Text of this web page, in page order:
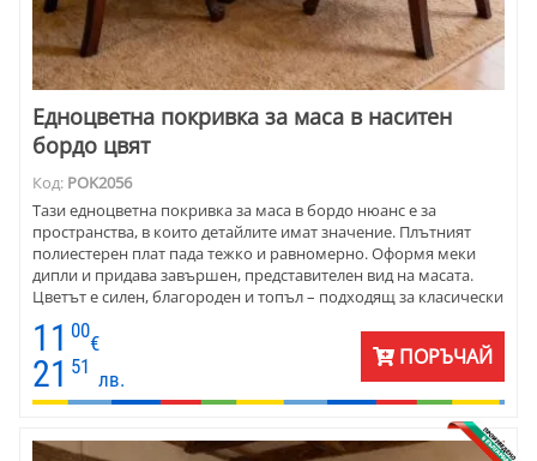
Едноцветна покривка за маса в наситен
бордо цвят
Код: POK2056
Тази едноцветна покривка за маса в бордо нюанс е за
пространства, в които детайлите имат значение. Плътният
полиестерен плат пада тежко и равномерно. Оформя меки
дипли и придава завършен, представителен вид на масата.
Цветът е силен, благороден и топъл – подходящ за класически
интериори и за минималистични пространства с характер.
Покривката се поддържа лесно - запазва формата и цвета си
дори при интензивна употреба. Предлага се в размери за
кръгли, правоъгълни и елипсовидни маси, като карета и
тишлайфери от същия плат.
11 00
€
21 51
лв.
ПОРЪЧАЙ